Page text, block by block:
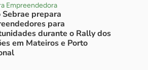
Empreendedora
Sebrae prepara
para
durante o Rally dos
em Mateiros e Porto